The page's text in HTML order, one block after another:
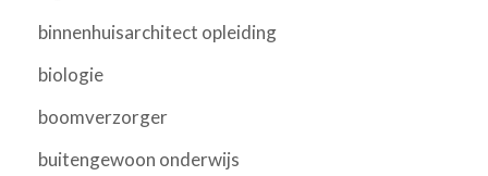
binnenhuisarchitect opleiding
biologie
boomverzorger
buitengewoon onderwijs